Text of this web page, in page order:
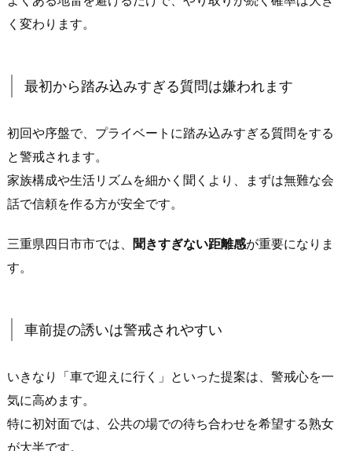
わ
所
案
が“警
戒
さ
に
3.
取
り
が
く変わります。
最初から踏み込みすぎる質問は嫌われます
初回や序盤で、プライベートに踏み込みすぎる質問をする
と警戒されます。
家族構成や生活リズムを細かく聞くより、まずは無難な会
話で信頼を作る方が安全です。
三重県四日市市では、 聞きすぎない距離感が重要になりま
す。
車前提の誘いは警戒されやすい
いきなり「車で迎えに行く」といった提案は、警戒心を一
気に高めます。
特に初対面では、公共の場での待ち合わせを希望する熟女
が大半です。